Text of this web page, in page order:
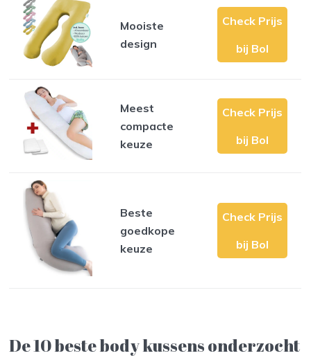
Mooiste
design
Check Prijs
bij Bol
Meest
compacte
keuze
Check Prijs
bij Bol
Beste
goedkope
keuze
Check Prijs
bij Bol
De 10 beste body kussens onderzocht